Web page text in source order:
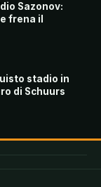
Sazonov:
frena il
stadio in
di Schuurs